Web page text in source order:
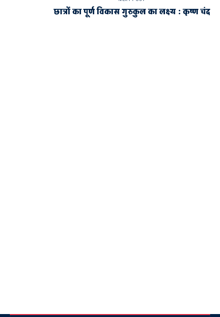
छात्रों का पूर्ण विकास गुरुकुल का लक्ष्य : कृष्ण चंद